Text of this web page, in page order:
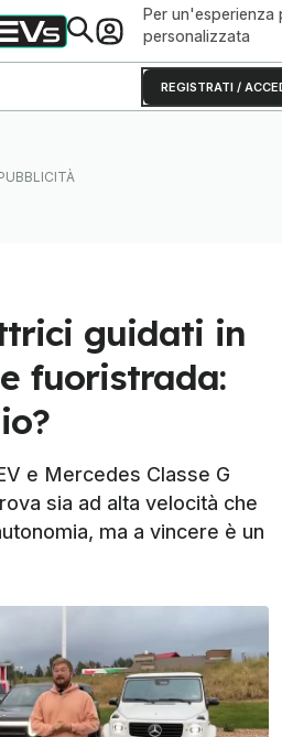
Per un'esperienza
personalizzata
REGISTRATI /
guidati in
fuoristrada:
e Mercedes Classe G
sia ad alta velocità che
ma a vincere è un